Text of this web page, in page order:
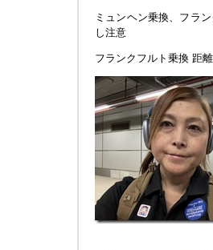
ミュンヘン乗換、フラ
し注意
フランクフルト乗換 距